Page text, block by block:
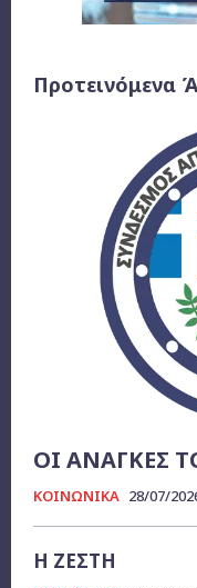
Προτεινόμενα
ΟΙ ΑΝΑΓΚΕΣ
ΚΟΙΝΩΝΙΚΑ 28/07/
Η ΖΕΣΤΗ